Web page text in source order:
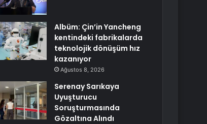
Albüm: Çin’in Yancheng
kentindeki fabrikalarda
teknolojik dönüşüm hız
kazanıyor
Ağustos 8, 2026
Serenay Sarıkaya
Uyuşturucu
Soruşturmasında
Gözaltına Alındı